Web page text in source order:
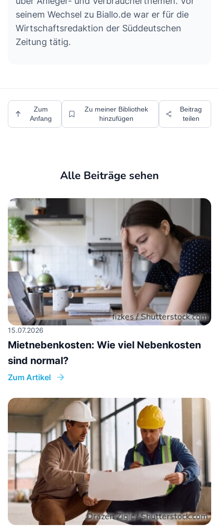
seinem Wechsel zu Biallo.de war er für die
Wirtschaftsredaktion der Süddeutschen
Zeitung tätig.
Zum
Anfang
Zu meiner Bibliothek
hinzufügen
Beitrag
teilen
Alle Beiträge sehen
15.07.2026
Mietnebenkosten: Wie viel Nebenkosten
sind normal?
Zum Artikel